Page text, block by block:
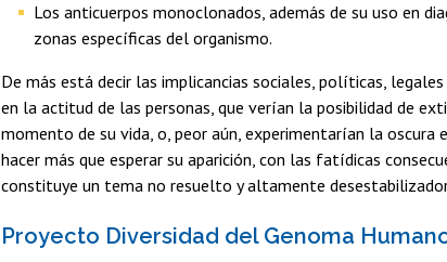
Los anticuerpos monoclonados, además de su uso en
zonas específicas del organismo.
De más está decir las implicancias sociales, políticas,
en la actitud de las personas, que verían la posibilidad de
momento de su vida, o, peor aún, experimentarían la
hacer más que esperar su aparición, con las fatídicas
constituye un tema no resuelto y altamente
Proyecto Diversidad del Genoma